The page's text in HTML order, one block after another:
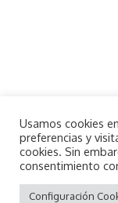
Privacy Policy and
Usamos cookies
preferencias y
cookies. Sin
consentimiento
Configuración